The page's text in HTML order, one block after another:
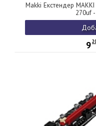
Makki Екстендер
270uf
9